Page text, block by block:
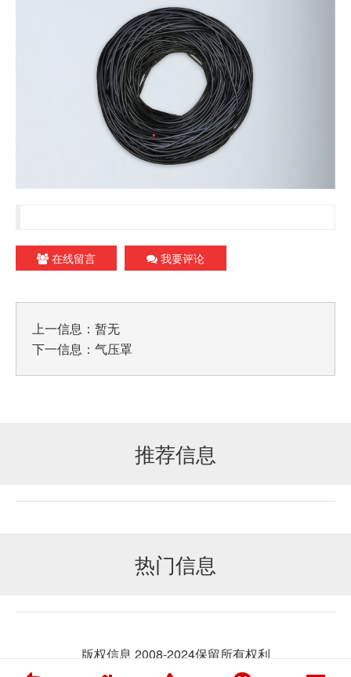
在线留言 我要评论
上一信息：暂无
下一信息： 气压罩
推荐信息
热门信息
版权信息 2008-2024保留所有权利